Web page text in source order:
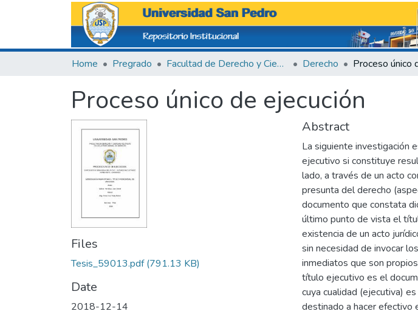
Home Pregrado Facultad de Derecho y Ciencias Políticas Derecho Proceso único
Proceso único de ejecución
Files
Tesis_59013.pdf(791.13 KB)
Date
2018-12-14
Abstract
La siguiente investigación
ejecutivo si constituye
lado, a través de un acto
presunta del derecho
documento que constata
último punto de vista el
existencia de un acto
sin necesidad de invocar
inmediatos que son
título ejecutivo es el
cuya cualidad (ejecutiva)
destinado a hacer efectivo